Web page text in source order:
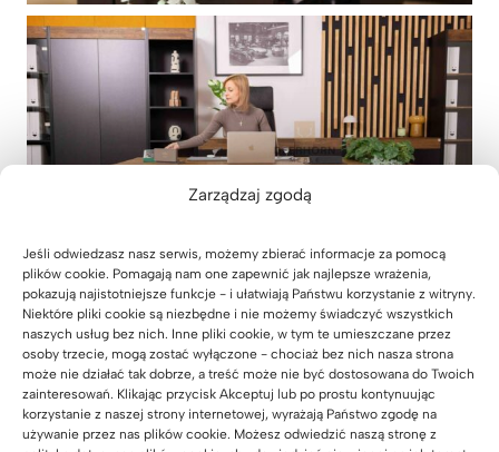
Zarządzaj zgodą
Jeśli odwiedzasz nasz serwis, możemy zbierać informacje za pomocą
plików cookie. Pomagają nam one zapewnić jak najlepsze wrażenia,
pokazują najistotniejsze funkcje - i ułatwiają Państwu korzystanie z witryny.
Niektóre pliki cookie są niezbędne i nie możemy świadczyć wszystkich
naszych usług bez nich. Inne pliki cookie, w tym te umieszczane przez
osoby trzecie, mogą zostać wyłączone - chociaż bez nich nasza strona
może nie działać tak dobrze, a treść może nie być dostosowana do Twoich
zainteresowań. Klikając przycisk Akceptuj lub po prostu kontynuując
korzystanie z naszej strony internetowej, wyrażają Państwo zgodę na
używanie przez nas plików cookie. Możesz odwiedzić naszą stronę z